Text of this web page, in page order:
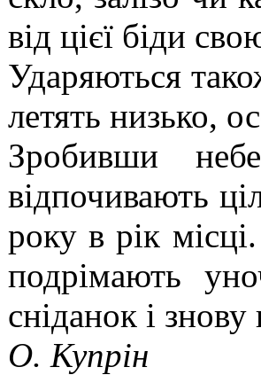
від цієї біди
Ударяються
летять низько,
Зробивши
відпочивають
року в рік
подрімають
сніданок і знову
О. Купрін